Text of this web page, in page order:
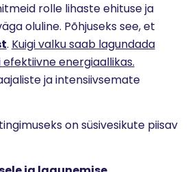
rolle lihaste ehituse ja
oluline. Põhjuseks see, et
. Kuigi valku saab lagundada
energiaallikas.
ja intensiivsemate
on süsivesikute piisav